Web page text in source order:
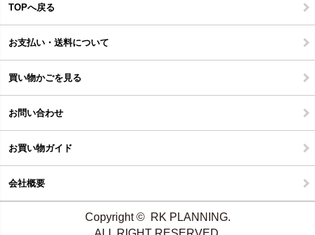
TOPへ戻る
お支払い・送料について
買い物かごを見る
お問い合わせ
お買い物ガイド
会社概要
Copyright © RK PLANNING.